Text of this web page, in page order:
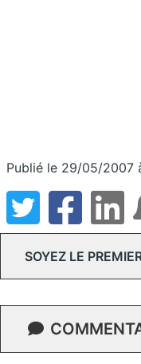
Publié le 29/05/2007
SOYEZ LE